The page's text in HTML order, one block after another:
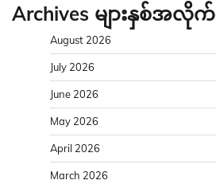
Archives များနှစ်အလိုက်
August 2026
July 2026
June 2026
May 2026
April 2026
March 2026